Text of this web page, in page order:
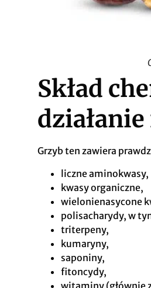
Skład
Grzyb ten zawiera
liczne aminokwasy,
kwasy organiczne,
wielonienasycone
polisacharydy, w
triterpeny,
kumaryny,
saponiny,
fitoncydy,
witaminy (głównie